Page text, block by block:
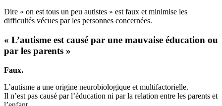
Dire « on est tous un peu autistes » est faux et minimise les
difficultés vécues par les personnes concernées.
« L’autisme est causé par une mauvaise éducation ou
par les parents »
Faux.
L’autisme a une origine neurobiologique et multifactorielle.
Il n’est pas causé par l’éducation ni par la relation entre les parents et